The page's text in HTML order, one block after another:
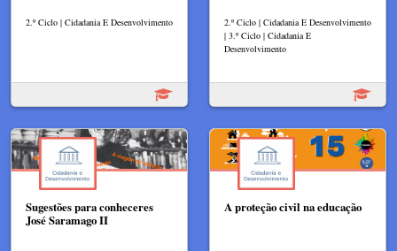
2.º Ciclo | Cidadania E Desenvolvimento
2.º Ciclo | Cidadania E Desenvolvimento
| 3.º Ciclo | Cidadania E
Desenvolvimento
Sugestões para conheceres
José Saramago II
A proteção civil na educação